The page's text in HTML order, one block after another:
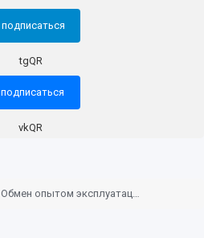
подписаться
подписаться
Обмен опытом эксплуатации